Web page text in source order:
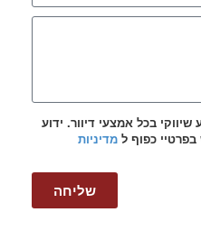
בכל אמצעי דיוור. ידוע
כפוף ל מדיניות
שליחה